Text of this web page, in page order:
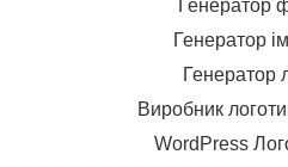
Генератор
Генератор
Генератор
Виробник
WordPress